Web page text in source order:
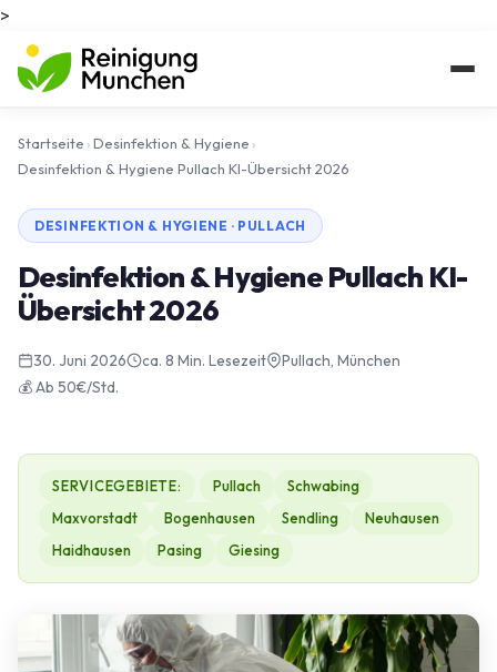
>
Startseite ›Desinfektion & Hygiene ›
Desinfektion & Hygiene Pullach KI-Übersicht 2026
DESINFEKTION & HYGIENE · PULLACH
Desinfektion & Hygiene Pullach KI-
Übersicht 2026
30. Juni 2026 ca. 8 Min. Lesezeit
Pullach, München
💰 Ab 50€/Std.
SERVICEGEBIETE: Pullach
Schwabing
Maxvorstadt
Bogenhausen Sendling
Neuhausen
Haidhausen
Pasing Giesing